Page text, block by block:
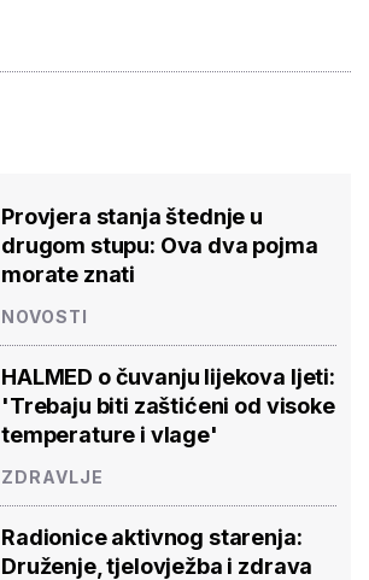
Provjera stanja štednje u
drugom stupu: Ova dva pojma
morate znati
NOVOSTI
HALMED o čuvanju lijekova ljeti:
'Trebaju biti zaštićeni od visoke
temperature i vlage'
ZDRAVLJE
Radionice aktivnog starenja:
Druženje, tjelovježba i zdrava